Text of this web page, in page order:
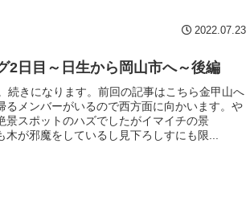
2022.07.23
2日目～日生から岡山市へ～後編
続きになります。前回の記事はこちら金甲山へ
るメンバーがいるので西方面に向かいます。や
景スポットのハズでしたがイマイチの景
木が邪魔をしているし見下ろしすにも限...